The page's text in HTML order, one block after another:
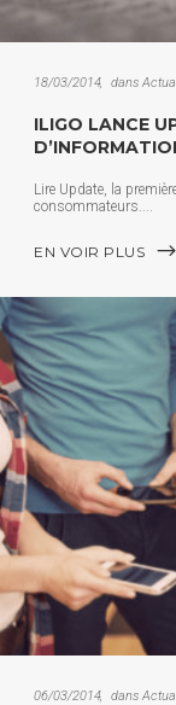
18/03/2014 dans
ILIGO LANCE
Lire Update, la
consommateurs.
EN VOIR PLUS
06/03/2014 dans